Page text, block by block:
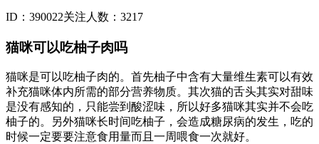
ID：390022关注人数：3217
猫咪可以吃柚子肉吗
猫咪是可以吃柚子肉的。首先柚子中含有大量维生素可以有效
补充猫咪体内所需的部分营养物质。其次猫的舌头其实对甜味
是没有感知的，只能尝到酸涩味，所以好多猫咪其实并不会吃
柚子的。另外猫咪长时间吃柚子，会造成糖尿病的发生，吃的
时候一定要要注意食用量而且一周喂食一次就好。